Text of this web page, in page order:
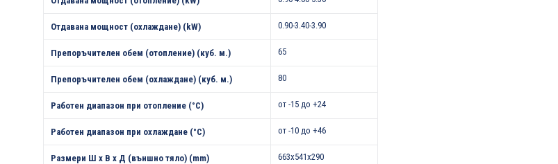
Отдавана мощност (охлаждане) (kW) 0.90-3.40-3.90
Препоръчителен обем (отопление) (куб. м.) 65
Препоръчителен обем (охлаждане) (куб. м.) 80
Работен диапазон при отопление (°С) от -15 до +24
Работен диапазон при охлаждане (°С) от -10 до +46
Размери Ш х В х Д (външно тяло) (mm) 663x541x290